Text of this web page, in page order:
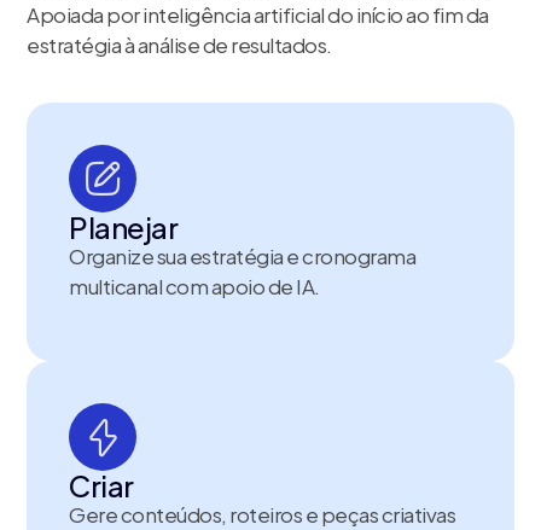
Apoiada por inteligência artificial do início ao fim da
estratégia à análise de resultados.
Planejar
Organize sua estratégia e cronograma
multicanal com apoio de IA.
Criar
Gere conteúdos, roteiros e peças criativas